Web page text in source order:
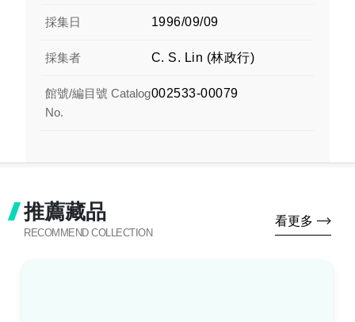
採集日 1996/09/09
採集者 C. S. Lin (林政行)
館號/編目號 Catalog
No.
002533-00079
推薦藏品
RECOMMEND COLLECTION
看更多